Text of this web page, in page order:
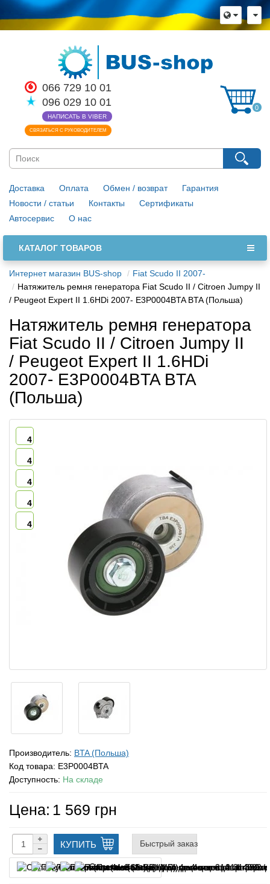
066 729 10 01
096 029 10 01
НАПИСАТЬ В VIBER
СВЯЗАТЬСЯ С РУКОВОДИТЕЛЕМ
0
Доставка Оплата Обмен / возврат
Гарантия
Новости / статьи
Контакты
Сертификаты
Автосервис
О нас
КАТАЛОГ ТОВАРОВ
Интернет магазин BUS-shop
Fiat Scudo II 2007-
Натяжитель ремня генератора Fiat Scudo II / Citroen Jumpy II
/ Peugeot Expert II 1.6HDi 2007- E3P0004BTA BTA (Польша)
Натяжитель ремня генератора
Fiat Scudo II / Citroen Jumpy II
/ Peugeot Expert II 1.6HDi
2007- E3P0004BTA BTA
(Польша)
4
4
4
4
4
Производитель: BTA (Польша)
Код товара: E3P0004BTA
Доступность: На складе
Цена: 1 569 грн
КУПИТЬ Быстрый заказ
Оплата частями